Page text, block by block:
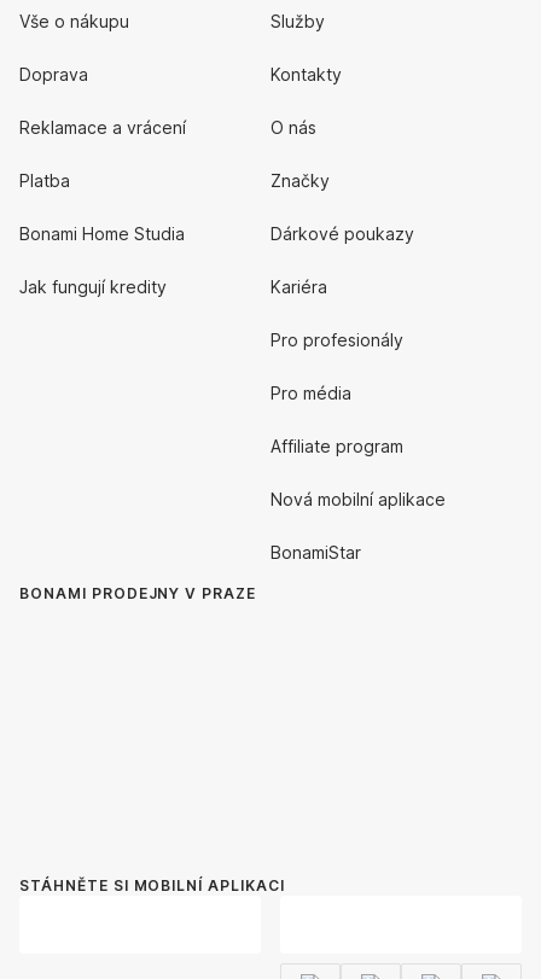
Vše o nákupu
Doprava
Reklamace a vrácení
Platba
Bonami Home Studia
Jak fungují kredity
Služby
Kontakty
O nás
Značky
Dárkové poukazy
Kariéra
Pro profesionály
Pro média
Affiliate program
Nová mobilní aplikace
BonamiStar
BONAMI PRODEJNY V PRAZE
STÁHNĚTE SI MOBILNÍ APLIKACI